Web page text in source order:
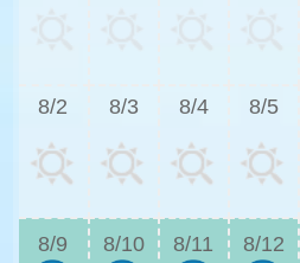
8/2 8/3 8/4 8/5
8/9 8/10 8/11 8/12